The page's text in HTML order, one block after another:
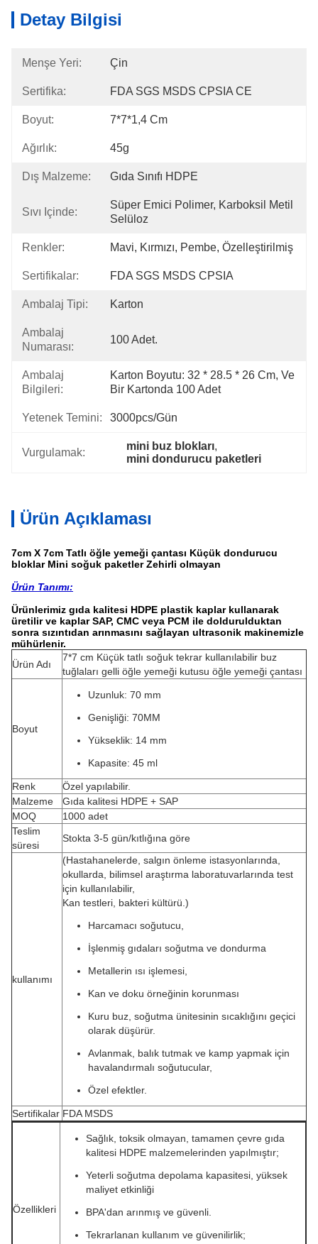
Detay Bilgisi
Menşe Yeri: Çin
Sertifika: FDA SGS MSDS CPSIA CE
Boyut: 7*7*1,4 Cm
Ağırlık: 45g
Dış Malzeme: Gıda Sınıfı HDPE
Sıvı Içinde:
Süper Emici Polimer, Karboksil Metil
Selüloz
Renkler: Mavi, Kırmızı, Pembe, Özelleştirilmiş
Sertifikalar: FDA SGS MSDS CPSIA
Ambalaj Tipi: Karton
Ambalaj
Numarası:
100 Adet.
Ambalaj
Bilgileri:
Karton Boyutu: 32 * 28.5 * 26 Cm, Ve
Bir Kartonda 100 Adet
Yetenek Temini: 3000pcs/gün
Vurgulamak:
mini buz blokları,
mini dondurucu paketleri
Ürün Açıklaması
7cm X 7cm Tatlı öğle yemeği çantası Küçük dondurucu
bloklar Mini soğuk paketler Zehirli olmayan
Ürün Tanımı:
Ürünlerimiz gıda kalitesi HDPE plastik kaplar kullanarak
üretilir ve kaplar SAP, CMC veya PCM ile doldurulduktan
sonra sızıntıdan arınmasını sağlayan ultrasonik makinemizle
mühürlenir.
Ürün Adı
7*7 cm Küçük tatlı soğuk tekrar kullanılabilir buz
tuğlaları gelli öğle yemeği kutusu öğle yemeği çantası
Boyut
Uzunluk: 70 mm
Genişliği: 70MM
Yükseklik: 14 mm
Kapasite: 45 ml
Renk
Özel yapılabilir.
Malzeme
Gıda kalitesi HDPE + SAP
MOQ
1000 adet
Teslim
süresi
Stokta 3-5 gün/kıtlığına göre
kullanımı
(Hastahanelerde, salgın önleme istasyonlarında,
okullarda, bilimsel araştırma laboratuvarlarında test
için kullanılabilir,
Kan testleri, bakteri kültürü.)
Harcamacı soğutucu,
İşlenmiş gıdaları soğutma ve dondurma
Metallerin ısı işlemesi,
Kan ve doku örneğinin korunması
Kuru buz, soğutma ünitesinin sıcaklığını geçici
olarak düşürür.
Avlanmak, balık tutmak ve kamp yapmak için
havalandırmalı soğutucular,
Özel efektler.
Sertifikalar FDA MSDS
Özellikleri
Sağlık, toksik olmayan, tamamen çevre gıda
kalitesi HDPE malzemelerinden yapılmıştır;
Yeterli soğutma depolama kapasitesi, yüksek
maliyet etkinliği
BPA'dan arınmış ve güvenli.
Tekrarlanan kullanım ve güvenilirlik;